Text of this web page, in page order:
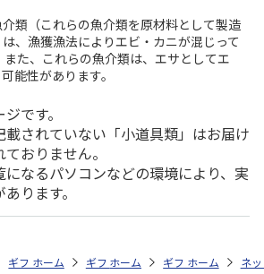
類（これらの魚介類を原材料として製造
、漁獲漁法によりエビ・カニが混じって
た、これらの魚介類は、エサとしてエ
能性があります。
です。
載されていない「小道具類」はお届け
おりません。
になるパソコンなどの環境により、実
ります。
お中元・夏ギフト特集 2026 うなぎ・魚・海鮮
ギフトストア お中元・夏ギフト特集 2026
ホーム ギフトストア お中元・夏ギフト
ホーム ギフトストア お
ホーム ネ